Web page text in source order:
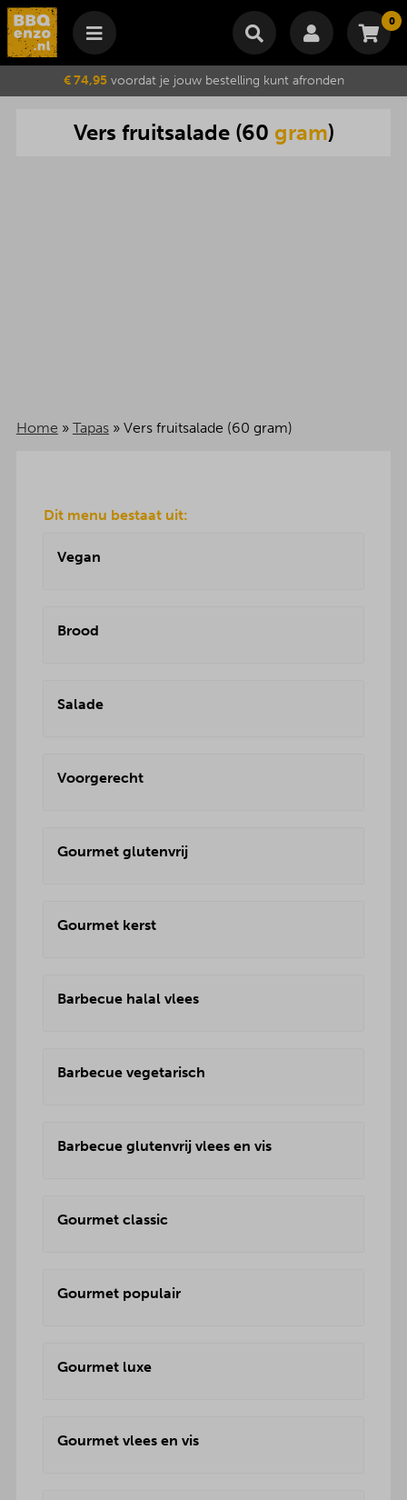
0
Winkelmand
Je winkelwagen is momenteel leeg.
Subtotaal €
Wijzig winkelmand Bestellen
€ 74,95voordat je jouw bestelling kunt afronden
Vers fruitsalade(60 gram)
Home » Tapas» Vers fruitsalade (60 gram)
Dit menu bestaat uit:
Vegan
Brood
Salade
Voorgerecht
Gourmet glutenvrij
Gourmet kerst
Barbecue halal vlees
Barbecue vegetarisch
Barbecue glutenvrij vlees en vis
Gourmet classic
Gourmet populair
Gourmet luxe
Gourmet vlees en vis